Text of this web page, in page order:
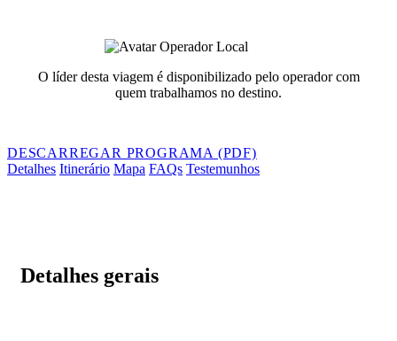
O líder desta viagem é disponibilizado pelo operador com
quem trabalhamos no destino.
DESCARREGAR PROGRAMA (PDF)
Detalhes Itinerário Mapa FAQs Testemunhos
Detalhes gerais